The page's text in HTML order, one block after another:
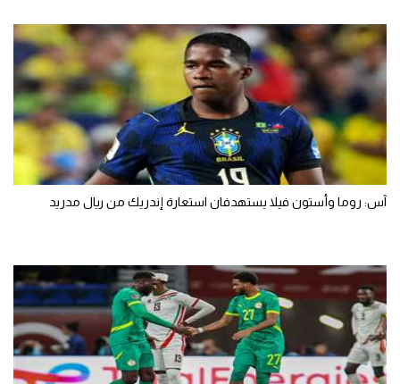
آس: روما وأستون فيلا يستهدفان استعارة إندريك من ريال مدريد